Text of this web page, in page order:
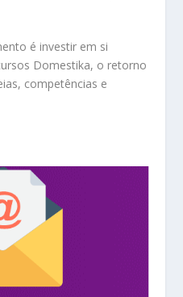
é investir em si
Domestika, o retorno
competências e